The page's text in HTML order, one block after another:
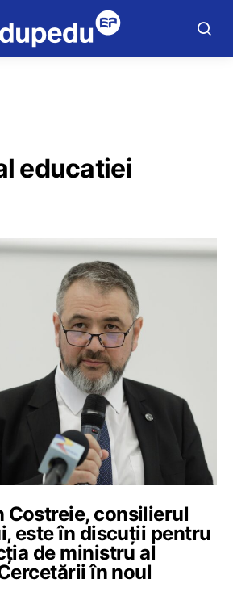
educatiei
Costreie, consilierul
este în discuții pentru
de ministru al
în noul